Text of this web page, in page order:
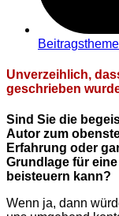
Unverzeihlich,
geschrieben
Sind Sie die
Autor zum
Erfahrung oder
Grundlage für
beisteuern kann?
Wenn ja, dann